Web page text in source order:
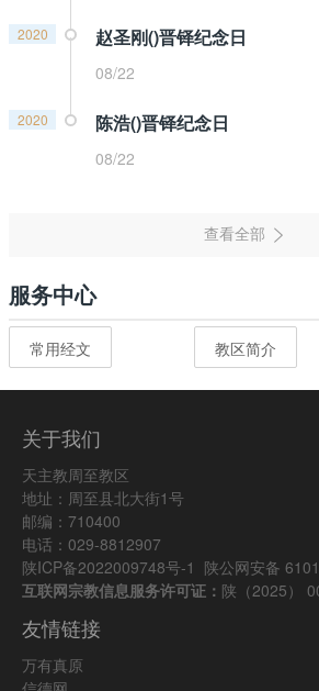
2020 赵圣刚()晋铎纪念日
08/22
2020 陈浩()晋铎纪念日
08/22
服务中心
常用经文 教区简介
关于我们
天主教周至教区
地址：周至县北大街1号
邮编：710400
电话：029-8812907
陕ICP备2022009748号-1 陕公网安备
互联网宗教信息服务许可证： 陕（2025）
友情链接
万有真原